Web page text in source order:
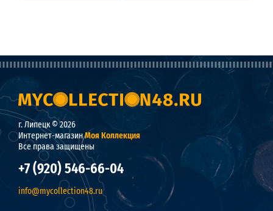
г. Липецк © 2026
Интернет-магазинМоя Коллекция
Все права защищены
+7 (920) 546-66-04
info@mycollection48.ru